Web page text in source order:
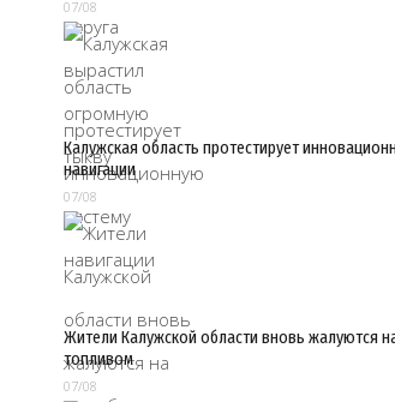
07/08
Калужская область протестирует
навигации
07/08
Жители Калужской области вновь жалуются
топливом
07/08